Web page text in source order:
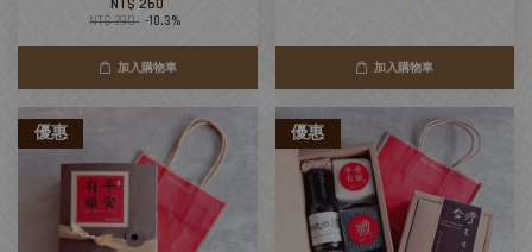
NT$ 260
NT$ 290 -10.3%
加入購物車 加入購物車
優惠 優惠